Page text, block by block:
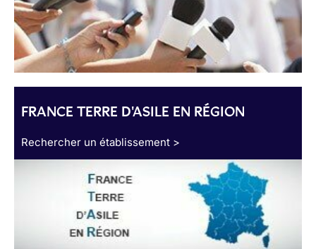
FRANCE TERRE D'ASILE EN RÉGION
Rechercher un établissement >